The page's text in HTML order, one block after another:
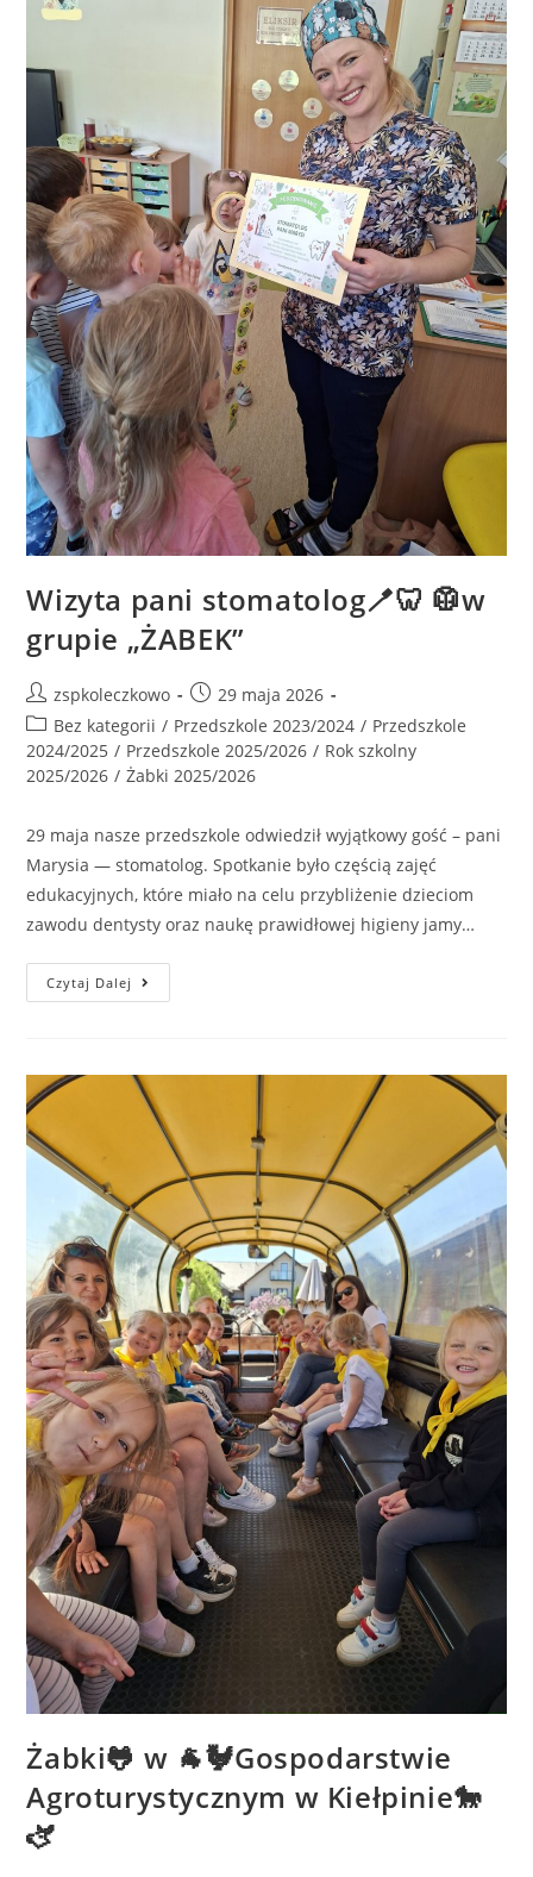
Wizyta pani stomatolog🪥🦷 🥼w
grupie „ŻABEK”
zspkoleczkowo
29 maja 2026
Bez kategorii / Przedszkole 2023/2024 / Przedszkole
2024/2025 / Przedszkole 2025/2026 / Rok szkolny
2025/2026 / Żabki 2025/2026
29 maja nasze przedszkole odwiedził wyjątkowy gość – pani
Marysia — stomatolog. Spotkanie było częścią zajęć
edukacyjnych, które miało na celu przybliżenie dzieciom
zawodu dentysty oraz naukę prawidłowej higieny jamy…
Czytaj Dalej
Żabki🐸 w 🐐🐓Gospodarstwie
Agroturystycznym w Kiełpinie🐎
🫏